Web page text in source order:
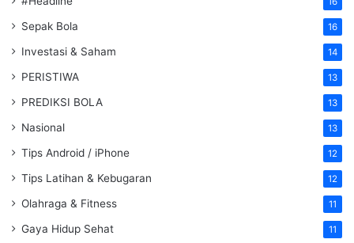
Sepak Bola 16
Investasi & Saham 14
PERISTIWA 13
PREDIKSI BOLA 13
Nasional 13
Tips Android / iPhone 12
Tips Latihan & Kebugaran 12
Olahraga & Fitness 11
Gaya Hidup Sehat 11